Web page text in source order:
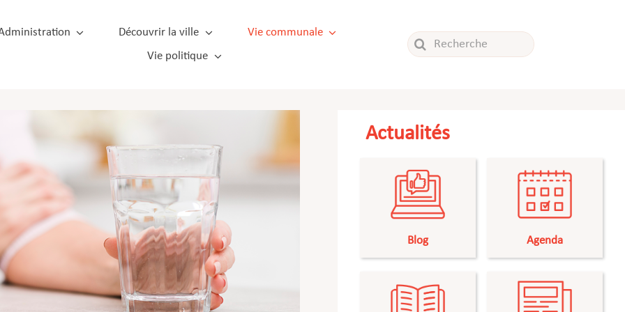
Découvrir la ville
Vie communale
Vie politique
Rechercher:
Actualités
Blog Agenda